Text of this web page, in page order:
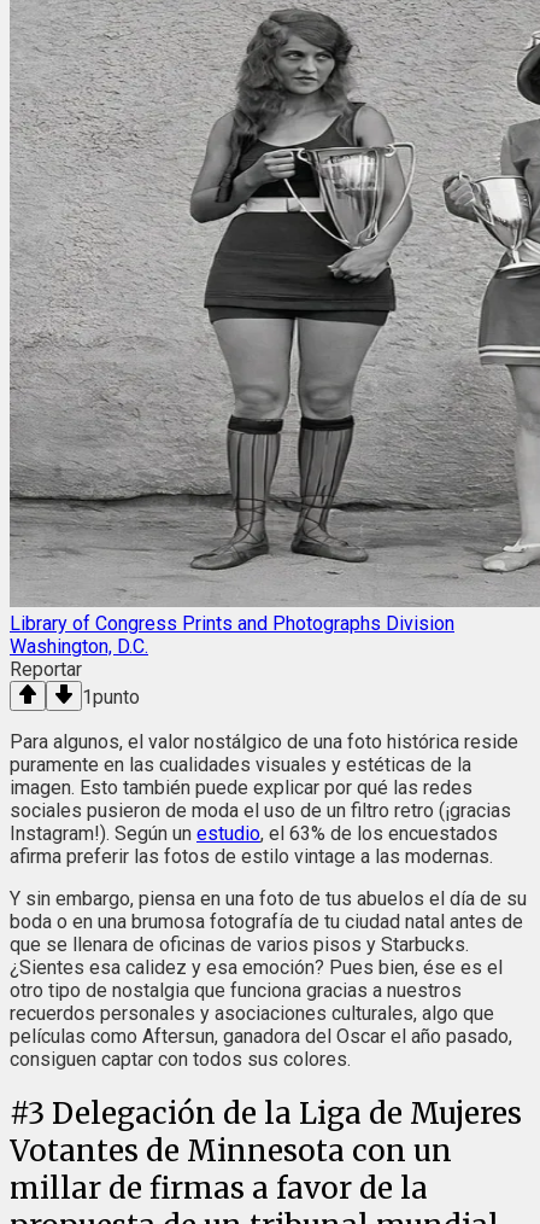
Library of Congress Prints and Photographs Division
Washington, D.C.
Reportar
1punto
Para algunos, el valor nostálgico de una foto histórica reside
puramente en las cualidades visuales y estéticas de la
imagen. Esto también puede explicar por qué las redes
sociales pusieron de moda el uso de un filtro retro (¡gracias
Instagram!). Según un estudio, el 63% de los encuestados
afirma preferir las fotos de estilo vintage a las modernas.
Y sin embargo, piensa en una foto de tus abuelos el día de su
boda o en una brumosa fotografía de tu ciudad natal antes de
que se llenara de oficinas de varios pisos y Starbucks.
¿Sientes esa calidez y esa emoción? Pues bien, ése es el
otro tipo de nostalgia que funciona gracias a nuestros
recuerdos personales y asociaciones culturales, algo que
películas como Aftersun, ganadora del Oscar el año pasado,
consiguen captar con todos sus colores.
#3 Delegación de la Liga de Mujeres
Votantes de Minnesota con un
millar de firmas a favor de la